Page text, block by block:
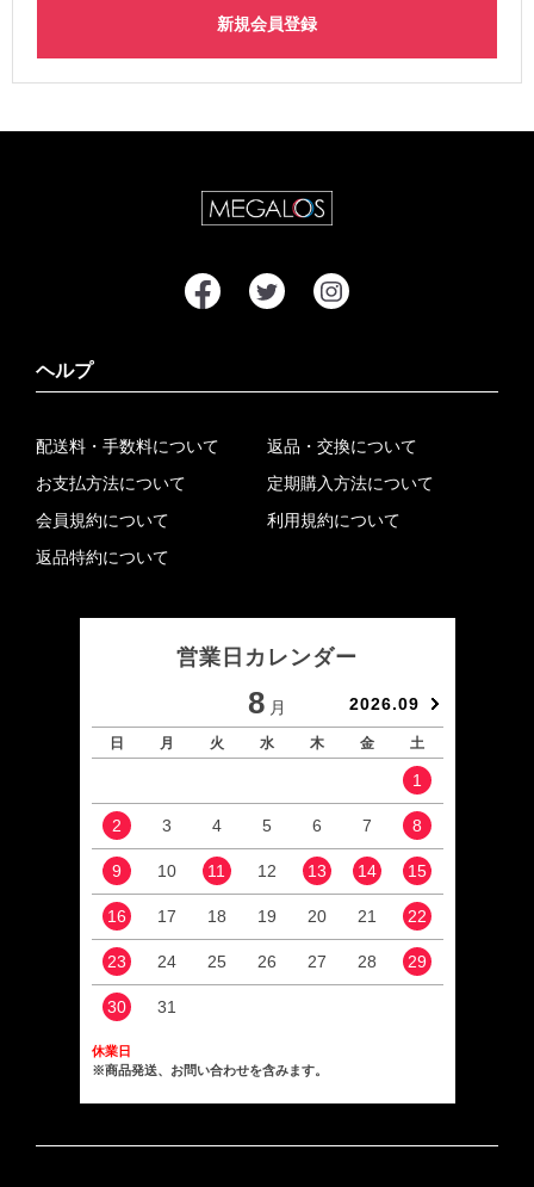
ヘルプ
配送料・手数料について
お支払方法について
会員規約について
返品特約について
返品・交換について
定期購入方法について
利用規約について
営業日カレンダー
8 月 2026.09
日 月 火 水 木 金 土
1
2 3 4 5 6 7 8
9 10 11 12 13 14 15
16 17 18 19 20 21 22
23 24 25 26 27 28 29
30 31
休業日
※商品発送、お問い合わせを含みます。